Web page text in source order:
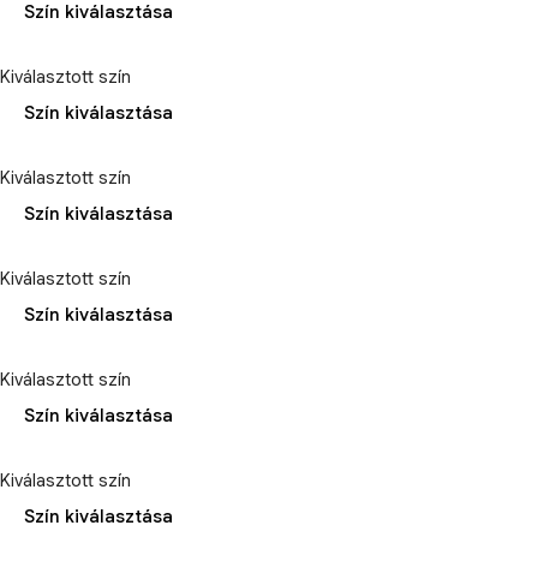
Szín kiválasztása
Kiválasztott szín
Szín kiválasztása
Kiválasztott szín
Szín kiválasztása
Kiválasztott szín
Szín kiválasztása
Kiválasztott szín
Szín kiválasztása
Kiválasztott szín
Szín kiválasztása